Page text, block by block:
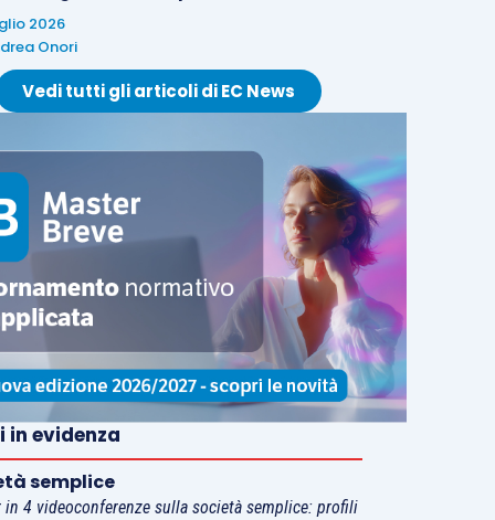
2026
Onori
Vedi tutti gli articoli di EC News
in evidenza
semplice
in 4 videoconferenze sulla società semplice: profili